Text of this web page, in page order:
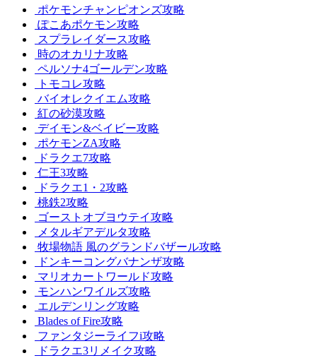
ポケモンチャンピオンズ攻略
ぽこあポケモン攻略
スプラレイダース攻略
時のオカリナ攻略
ペルソナ4ゴールデン攻略
トモコレ攻略
バイオレクイエム攻略
紅の砂漠攻略
デイモン&ベイビー攻略
ポケモンZA攻略
ドラクエ7攻略
仁王3攻略
ドラクエ1・2攻略
桃鉄2攻略
ゴーストオブヨウテイ攻略
メタルギアデルタ攻略
牧場物語 風のグランドバザール攻略
ドンキーコングバナンザ攻略
マリオカートワールド攻略
モンハンワイルズ攻略
エルデンリング攻略
Blades of Fire攻略
ファンタジーライフi攻略
ドラクエ3リメイク攻略